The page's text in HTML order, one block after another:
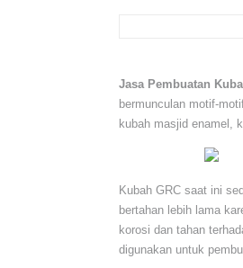
Jasa Pembuatan
bermunculan motif-
kubah masjid enamel,
Kubah GRC saat ini
bertahan lebih lama
korosi dan tahan
digunakan untuk